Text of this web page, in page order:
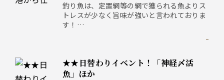
釣り魚は、定置網等の網で獲られる魚よりス
トレスが少なく旨味が強いと言われておりま
す！
-
★★日替わりイベント！「神経〆活
魚」ほか